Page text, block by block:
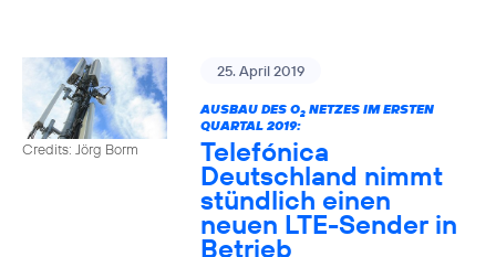
Credits: Jörg Borm
25. April 2019
AUSBAU DES O2NETZES IM ERSTEN
QUARTAL 2019:
Telefónica
Deutschland nimmt
stündlich einen
neuen LTE-Sender in
Betrieb